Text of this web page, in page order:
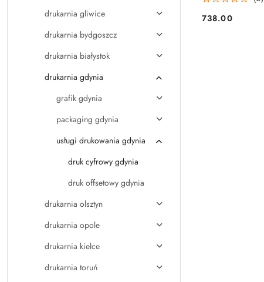
drukarnia gliwice
drukarnia bydgoszcz
drukarnia białystok
drukarnia gdynia
grafik gdynia
packaging gdynia
usługi drukowania gdynia
druk cyfrowy gdynia
druk offsetowy gdynia
drukarnia olsztyn
drukarnia opole
drukarnia kielce
drukarnia toruń
Cena:
738.00